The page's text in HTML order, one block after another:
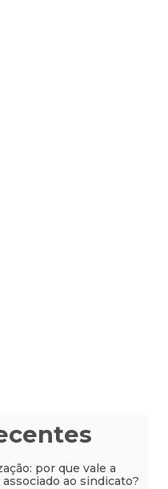
por que vale a
ao sindicato?